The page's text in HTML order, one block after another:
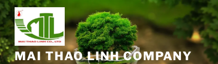
Chuyển
đến
phần
nội
dungMAI THAO LINH COMPANY